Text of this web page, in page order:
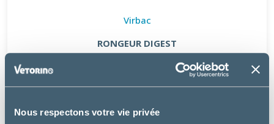
Nous respectons votre vie privée
Virbac
RONGEUR DIGEST